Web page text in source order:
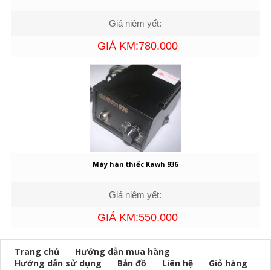
Giá niêm yết:
GIÁ KM:780.000
Máy hàn thiếc Kawh 936
Giá niêm yết:
GIÁ KM:550.000
Trang chủ
Hướng dẫn mua hàng
Hướng dẫn sử dụng
Bản đồ Liên hệ
Giỏ hàng